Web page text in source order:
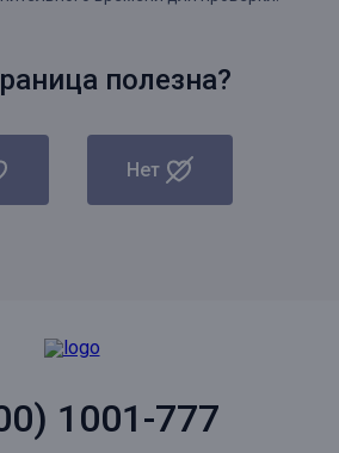
полезна?
Нет
1001-777